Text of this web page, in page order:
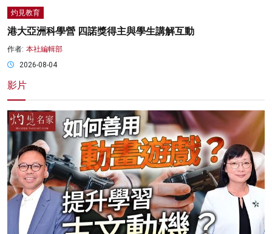
灼見教育
港大亞洲科學營 四諾獎得主與學生講解互動
作者: 本社編輯部
2026-08-04
影片